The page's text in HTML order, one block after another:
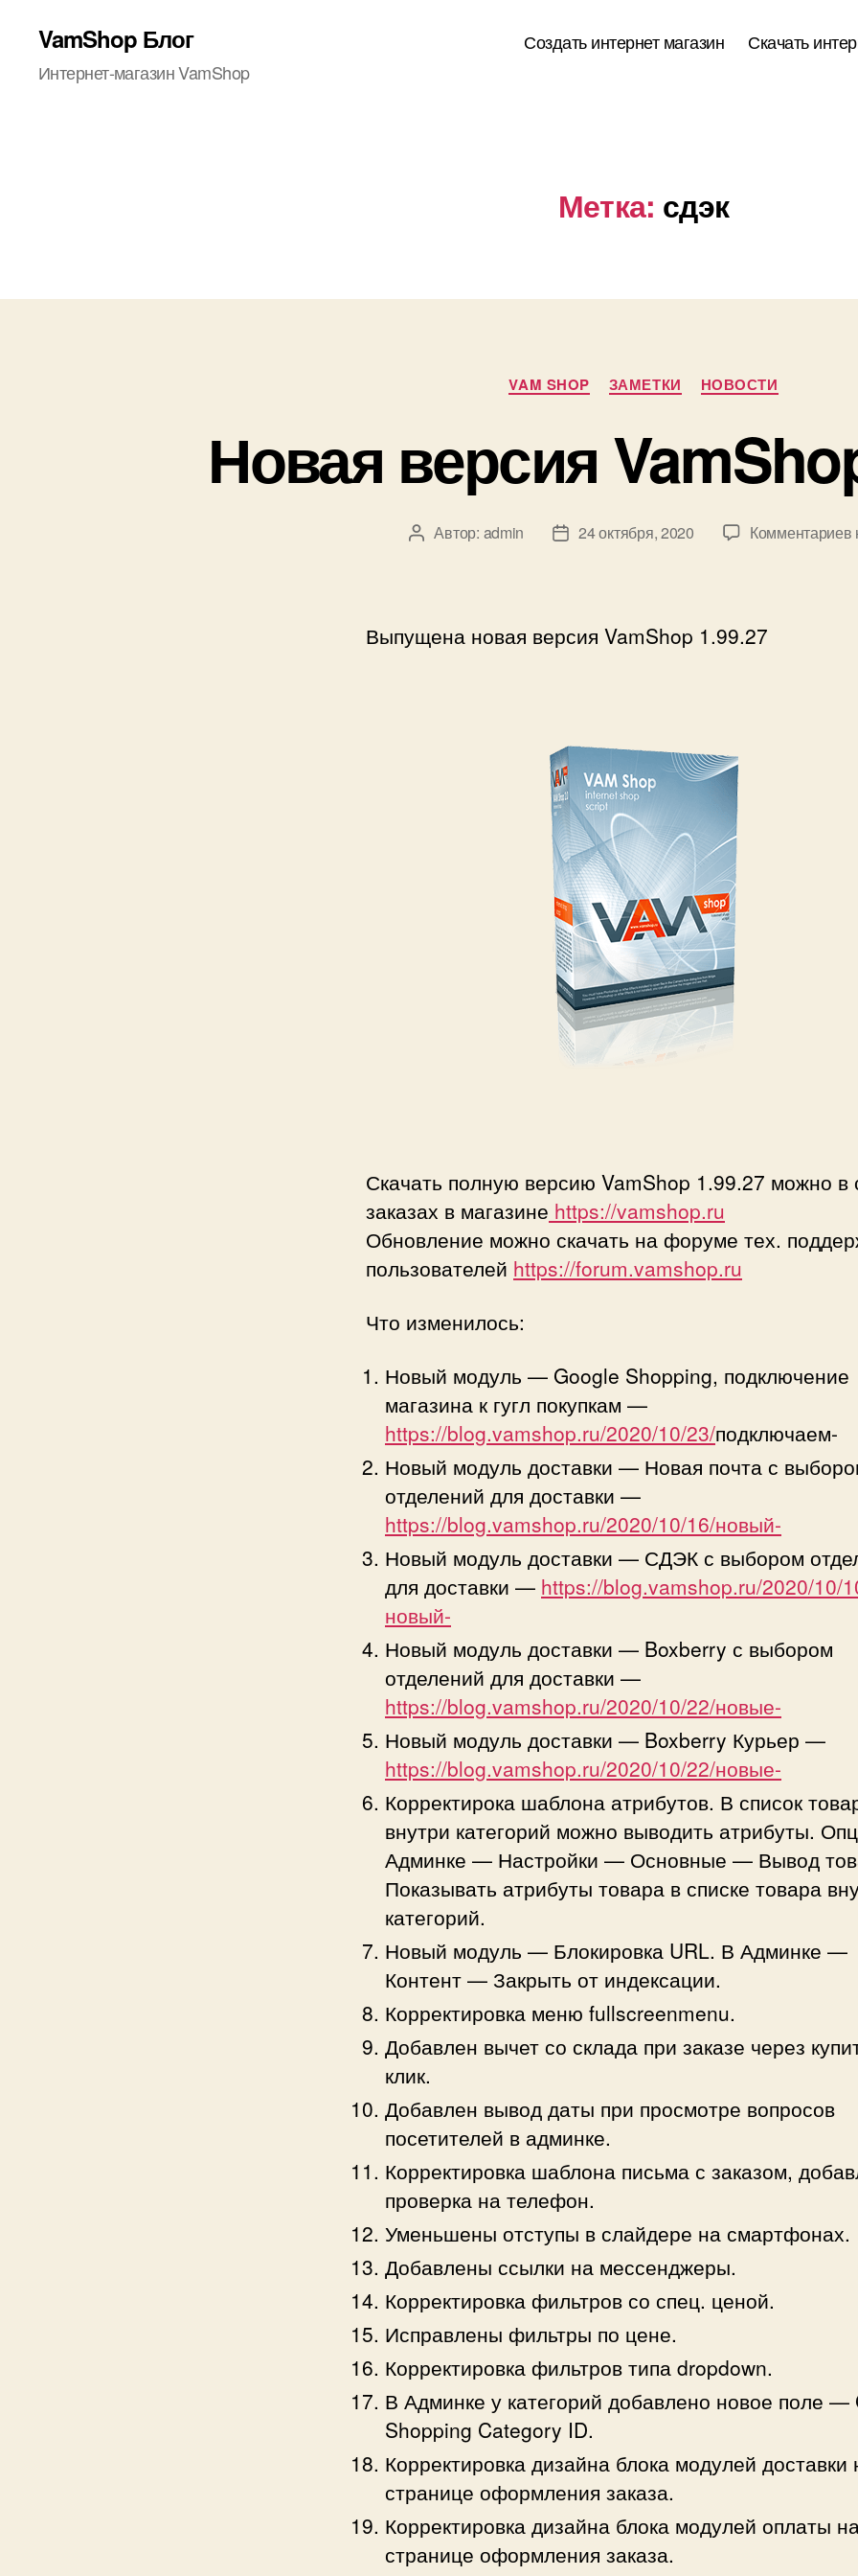
VamShop Блог
Интернет-магазин VamShop
Создать интернет магазин Скачать
Метка: сдэк
Рубрики
VAM SHOP ЗАМЕТКИ НОВОСТИ
Новая версия
Автор
Автор: admin
Дата24 октября, 2020 Комментариевк
Выпущена новая версия VamShop 1.99.27
Скачать полную версию VamShop 1.99.27 можно в
заказах в магазине https://vamshop.ru
Обновление можно скачать на форуме тех.
пользователей https://forum.vamshop.ru
Что изменилось:
Новый модуль — Google Shopping, подключение
магазина к гугл покупкам —
https://blog.vamshop.ru/2020/10/23/подключаем-
Новый модуль доставки — Новая почта с
отделений для доставки —
https://blog.vamshop.ru/2020/10/16/новый-
Новый модуль доставки — СДЭК с выбором
для доставки — https://blog.vamshop.ru/2020/10/
новый-
Новый модуль доставки — Boxberry с выбором
отделений для доставки —
https://blog.vamshop.ru/2020/10/22/новые-
Новый модуль доставки — Boxberry Курьер —
https://blog.vamshop.ru/2020/10/22/новые-
Корректирока шаблона атрибутов. В список
внутри категорий можно выводить атрибуты.
Админке — Настройки — Основные — Вывод
Показывать атрибуты товара в списке товара
категорий.
Новый модуль — Блокировка URL. В Админке —
Контент — Закрыть от индексации.
Корректировка меню fullscreenmenu.
Добавлен вычет со склада при заказе через
клик.
Добавлен вывод даты при просмотре вопросов
посетителей в админке.
Корректировка шаблона письма с заказом,
проверка на телефон.
Уменьшены отступы в слайдере на смартфонах.
Добавлены ссылки на мессенджеры.
Корректировка фильтров со спец. ценой.
Исправлены фильтры по цене.
Корректировка фильтров типа dropdown.
В Админке у категорий добавлено новое поле —
Shopping Category ID.
Корректировка дизайна блока модулей доставки
странице оформления заказа.
Корректировка дизайна блока модулей оплаты
странице оформления заказа.